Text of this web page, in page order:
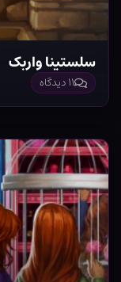
سلستینا واربک
۱۱ دیدگاه